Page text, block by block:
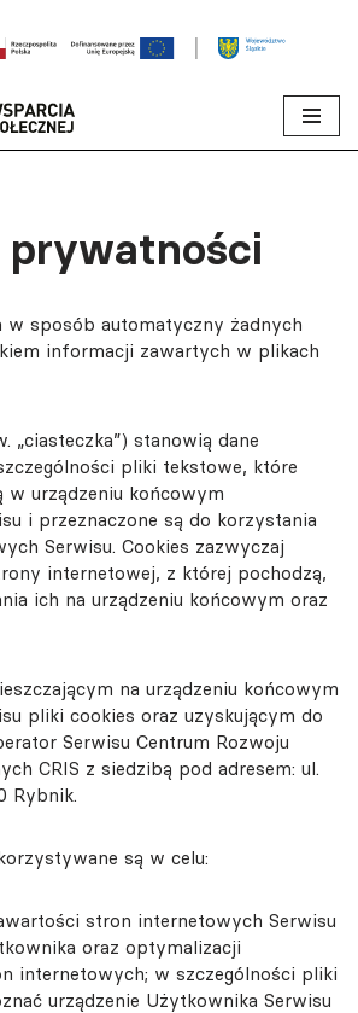
prywatności
w sposób automatyczny żadnych
informacji zawartych w plikach
„ciasteczka”) stanowią dane
pliki tekstowe, które
w urządzeniu końcowym
i przeznaczone są do korzystania
Serwisu. Cookies zazwyczaj
internetowej, z której pochodzą,
ich na urządzeniu końcowym oraz
na urządzeniu końcowym
pliki cookies oraz uzyskującym do
Serwisu Centrum Rozwoju
CRIS z siedzibą pod adresem: ul.
Rybnik.
są w celu:
stron internetowych Serwisu
oraz optymalizacji
internetowych; w szczególności pliki
urządzenie Użytkownika Serwisu